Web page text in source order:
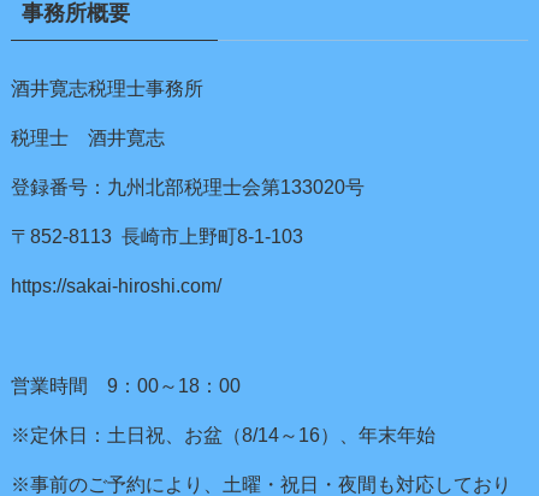
事務所概要
酒井寛志税理士事務所
税理士 酒井寛志
登録番号：九州北部税理士会第133020号
〒852-8113 長崎市上野町8-1-103
https://sakai-hiroshi.com/
営業時間 9：00～18：00
※定休日：土日祝、お盆（8/14～16）、年末年始
※事前のご予約により、土曜・祝日・夜間も対応しており